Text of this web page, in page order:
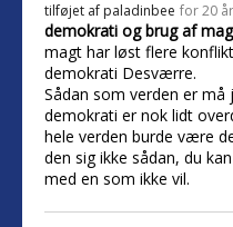
tilføjet af paladinbee for 20
demokrati og brug af
magt har løst flere
demokrati Desværre.
Sådan som verden er må
demokrati er nok lidt
hele verden burde være
den sig ikke sådan, du
med en som ikke vil.